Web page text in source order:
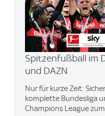
Spitzenfußball im
und DAZN
Nur für kurze Zeit:
komplette Bundesliga
Champions League